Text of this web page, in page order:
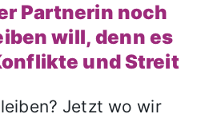
Partnerin noch
will, denn es
und Streit